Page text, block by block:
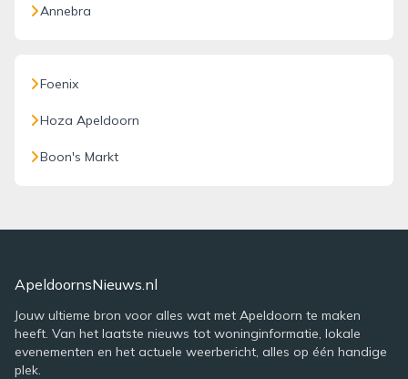
Annebra
Foenix
Hoza Apeldoorn
Boon's Markt
ApeldoornsNieuws.nl
Jouw ultieme bron voor alles wat met Apeldoorn te maken
heeft. Van het laatste nieuws tot woninginformatie, lokale
evenementen en het actuele weerbericht, alles op één handige
plek.